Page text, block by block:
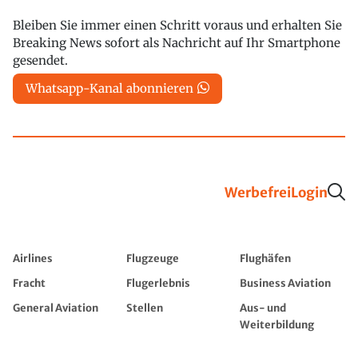
Bleiben Sie immer einen Schritt voraus und erhalten Sie
Breaking News sofort als Nachricht auf Ihr Smartphone
gesendet.
Whatsapp-Kanal abonnieren
WerbefreiLogin
Airlines Flugzeuge
Flughäfen
Fracht
Flugerlebnis
Business Aviation
General Aviation
Stellen
Aus- und
Weiterbildung